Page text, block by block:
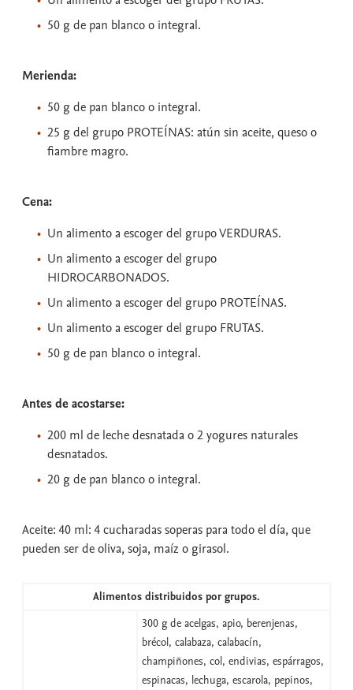
50 g de pan blanco o integral.
Merienda:
50 g de pan blanco o integral.
25 g del grupo PROTEÍNAS: atún sin aceite, queso o
fiambre magro.
Cena:
Un alimento a escoger del grupo VERDURAS.
Un alimento a escoger del grupo
HIDROCARBONADOS.
Un alimento a escoger del grupo PROTEÍNAS.
Un alimento a escoger del grupo FRUTAS.
50 g de pan blanco o integral.
Antes de acostarse:
200 ml de leche desnatada o 2 yogures naturales
desnatados.
20 g de pan blanco o integral.
Aceite: 40 ml: 4 cucharadas soperas para todo el día, que
pueden ser de oliva, soja, maíz o girasol.
Alimentos distribuidos por grupos.
300 g de acelgas, apio, berenjenas,
brécol, calabaza, calabacín,
champiñones, col, endivias, espárragos,
espinacas, lechuga, escarola, pepinos,